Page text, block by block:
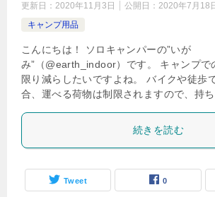
更新日： 2020年11月3日 公開日： 2020年7月18
キャンプ用品
こんにちは！ ソロキャンパーの”いが
み”（@earth_indoor）です。 キャンプで
限り減らしたいですよね。 バイクや徒歩
合、運べる荷物は制限されますので、持
続きを読む
Tweet 0